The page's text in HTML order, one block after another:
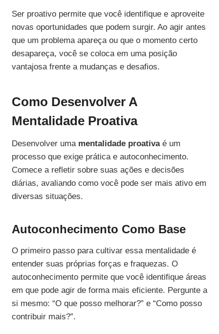
Ser proativo permite que você identifique e aproveite
novas oportunidades que podem surgir. Ao agir antes
que um problema apareça ou que o momento certo
desapareça, você se coloca em uma posição
vantajosa frente a mudanças e desafios.
Como Desenvolver A
Mentalidade Proativa
Desenvolver uma mentalidade proativaé um
processo que exige prática e autoconhecimento.
Comece a refletir sobre suas ações e decisões
diárias, avaliando como você pode ser mais ativo em
diversas situações.
Autoconhecimento Como Base
O primeiro passo para cultivar essa mentalidade é
entender suas próprias forças e fraquezas. O
autoconhecimento permite que você identifique áreas
em que pode agir de forma mais eficiente. Pergunte a
si mesmo: “O que posso melhorar?” e “Como posso
contribuir mais?”.